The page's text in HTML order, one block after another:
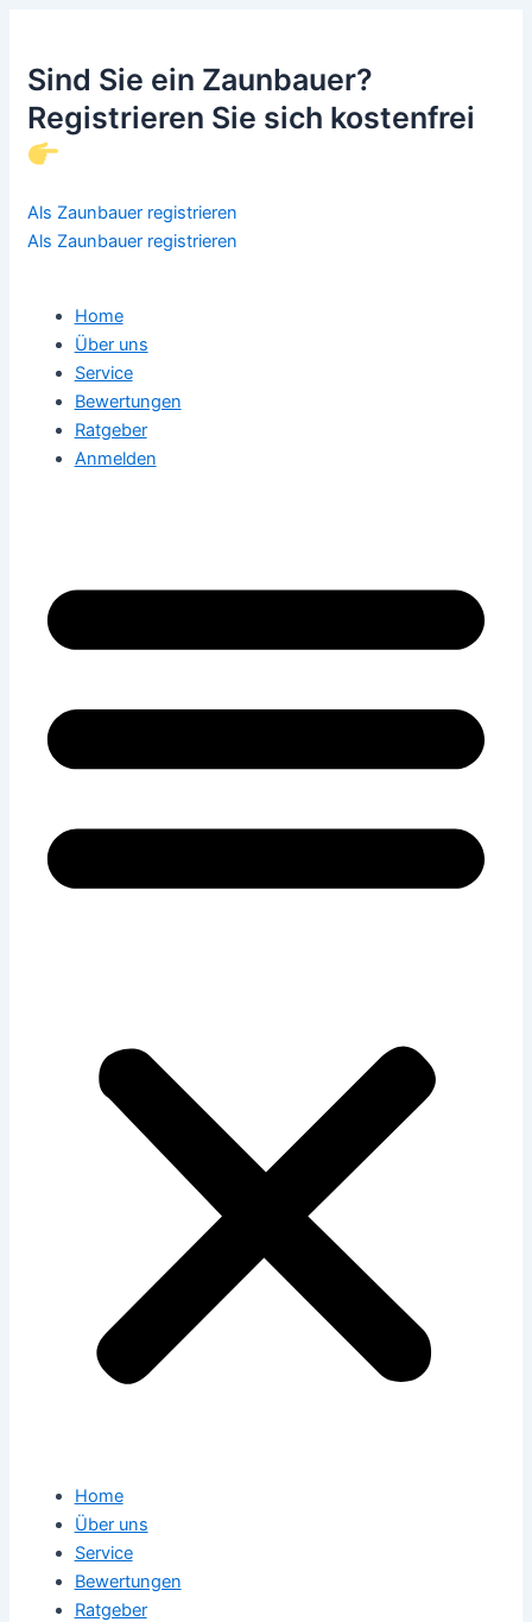
Sind Sie ein Zaunbauer?
Registrieren Sie sich kostenfrei
Als Zaunbauer registrieren
Als Zaunbauer registrieren
Home
Über uns
Service
Bewertungen
Ratgeber
Anmelden
Home
Über uns
Service
Bewertungen
Ratgeber